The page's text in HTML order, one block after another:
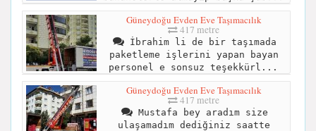
Güneydoğu Evden Eve Taşımacılık
417 metre
İbrahim li de bir taşımada
paketleme işlerini yapan bayan
personel e sonsuz teşekkürl...
Güneydoğu Evden Eve Taşımacılık
417 metre
Mustafa bey aradım size
ulaşamadım dediğiniz saatte